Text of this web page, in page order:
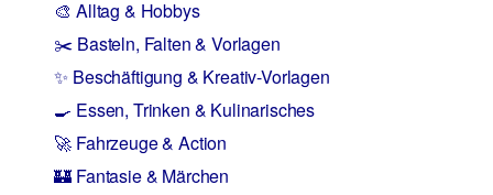
🎨 Alltag & Hobbys
✂️ Basteln, Falten & Vorlagen
✨ Beschäftigung & Kreativ-Vorlagen
🍳 Essen, Trinken & Kulinarisches
🚀 Fahrzeuge & Action
🏰 Fantasie & Märchen